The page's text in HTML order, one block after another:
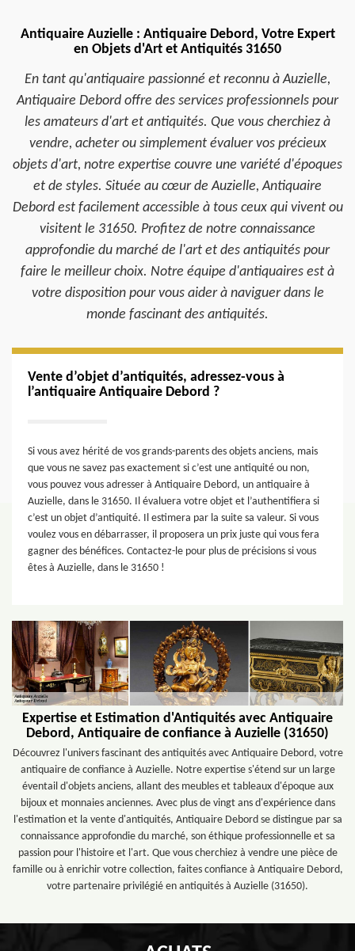
Antiquaire Auzielle : Antiquaire Debord, Votre Expert
en Objets d'Art et Antiquités 31650
En tant qu'antiquaire passionné et reconnu à Auzielle,
Antiquaire Debord offre des services professionnels pour
les amateurs d'art et antiquités. Que vous cherchiez à
vendre, acheter ou simplement évaluer vos précieux
objets d'art, notre expertise couvre une variété d'époques
et de styles. Située au cœur de Auzielle, Antiquaire
Debord est facilement accessible à tous ceux qui vivent ou
visitent le 31650. Profitez de notre connaissance
approfondie du marché de l'art et des antiquités pour
faire le meilleur choix. Notre équipe d'antiquaires est à
votre disposition pour vous aider à naviguer dans le
monde fascinant des antiquités.
Vente d’objet d’antiquités, adressez-vous à
l’antiquaire Antiquaire Debord ?
Si vous avez hérité de vos grands-parents des objets anciens, mais
que vous ne savez pas exactement si c’est une antiquité ou non,
vous pouvez vous adresser à Antiquaire Debord, un antiquaire à
Auzielle, dans le 31650. Il évaluera votre objet et l’authentifiera si
c’est un objet d’antiquité. Il estimera par la suite sa valeur. Si vous
voulez vous en débarrasser, il proposera un prix juste qui vous fera
gagner des bénéfices. Contactez-le pour plus de précisions si vous
êtes à Auzielle, dans le 31650 !
Expertise et Estimation d'Antiquités avec Antiquaire
Debord, Antiquaire de confiance à Auzielle (31650)
Découvrez l'univers fascinant des antiquités avec Antiquaire Debord, votre
antiquaire de confiance à Auzielle. Notre expertise s'étend sur un large
éventail d'objets anciens, allant des meubles et tableaux d'époque aux
bijoux et monnaies anciennes. Avec plus de vingt ans d'expérience dans
l'estimation et la vente d'antiquités, Antiquaire Debord se distingue par sa
connaissance approfondie du marché, son éthique professionnelle et sa
passion pour l'histoire et l'art. Que vous cherchiez à vendre une pièce de
famille ou à enrichir votre collection, faites confiance à Antiquaire Debord,
votre partenaire privilégié en antiquités à Auzielle (31650).